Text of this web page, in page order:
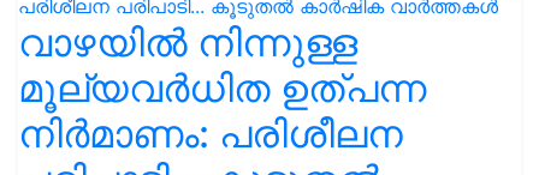
വാഴയിൽ നിന്നുള്ള
മൂല്യവർധിത ഉത്പന്ന
നിർമാണം: പരിശീലന